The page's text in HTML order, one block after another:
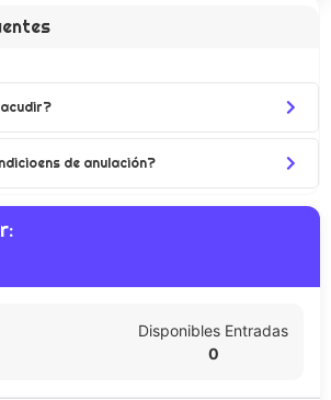
de anulación?
Disponibles Entradas
0